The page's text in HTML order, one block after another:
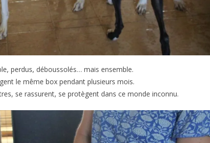
perdus, déboussolés… mais ensemble.
le même box pendant plusieurs mois.
se rassurent, se protègent dans ce monde inconnu.